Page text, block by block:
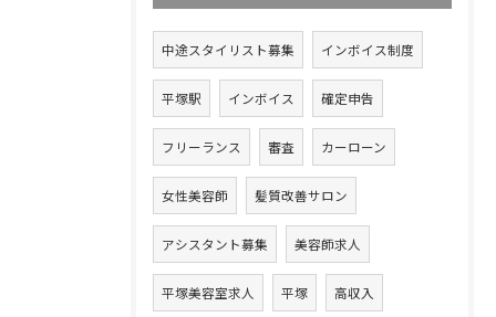
中途スタイリスト募集 インボイス制度
平塚駅 インボイス 確定申告
フリーランス 審査 カーローン
女性美容師 髪質改善サロン
アシスタント募集 美容師求人
平塚美容室求人 平塚 高収入